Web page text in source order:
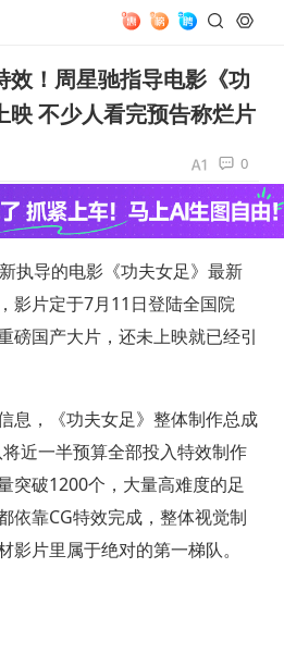
效！周星驰指导电影《功
映 不少人看完预告称烂片
0
执导的电影《功夫女足》最新
影片定于7月11日登陆全国院
磅国产大片，还未上映就已经引
息，《功夫女足》整体制作总成
近一半预算全部投入特效制作
突破1200个，大量高难度的足
依靠CG特效完成，整体视觉制
影片里属于绝对的第一梯队。